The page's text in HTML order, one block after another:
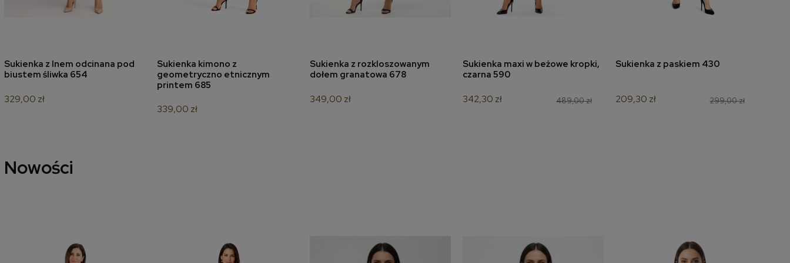
dodaj do koszyka
Sukienka z lnem odcinana pod
biustem śliwka 654
329,00 zł
dodaj do koszyka
Sukienka kimono z
geometryczno etnicznym
printem 685
339,00 zł
dodaj do koszyka
Sukienka z rozkloszowanym
dołem granatowa 678
349,00 zł
dodaj do koszyka
Sukienka maxi w beżowe kropki,
czarna 590
489,00 zł
342,30 zł
dodaj do koszyka
Sukienka z paskiem 430
299,00 zł
209,30 zł
Nowości